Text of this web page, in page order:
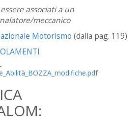
associati a un
meccanico
Motorismo (dalla pag. 119)